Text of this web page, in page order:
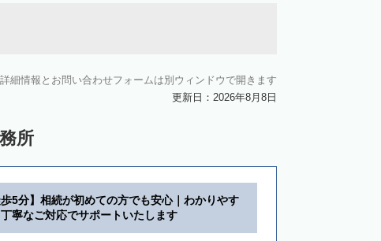
細情報とお問い合わせフォームは別ウィンドウで開きます
更新日：2026年8月8日
所
歩5分】相続が初めての方でも安心｜わかりやす
寧なご対応でサポートいたします